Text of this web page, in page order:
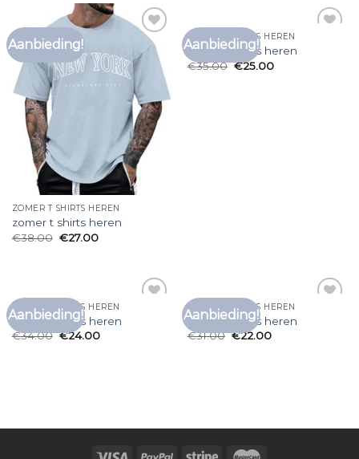
Aanbieding!
Toevoegen
aan
verlanglijst
ZOMER T SHIRTS HEREN
zomer t shirts heren
€38.00 €27.00
Aanbieding!
ZOMER T SHIRTS HEREN
zomer t shirts heren
€35.00 €25.00
Aanbieding!
ZOMER T SHIRTS HEREN
zomer t shirts heren
€34.00 €24.00
Aanbieding!
ZOMER T SHIRTS HEREN
zomer t shirts heren
€31.00 €22.00